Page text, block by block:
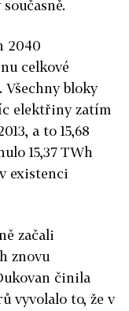
2040
celkové
Všechny bloky
elektřiny zatím
a to 15,68
15,37 TWh
existenci
začali
znovu
činila
vyvolalo to, že v